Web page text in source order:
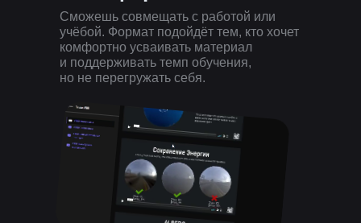
Сможешь совмещать с работой или
учёбой. Формат подойдёт тем, кто хочет
комфортно усваивать материал
и поддерживать темп обучения,
но не перегружать себя.